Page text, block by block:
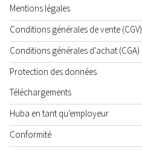
Mentions légales
Conditions générales de vente (CGV)
Conditions générales d'achat (CGA)
Protection des données
Téléchargements
Huba en tant qu'employeur
Conformité